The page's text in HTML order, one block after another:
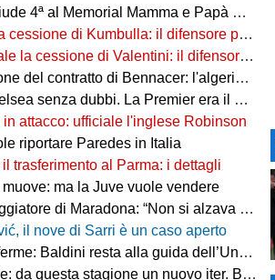
4ª al Memorial Mamma e Papà Cairo
di Kumbulla: il difensore passa al Rayo Vallecano
di Valentini: il difensore passa al Deportivo Alavés
di Bennacer: l'algerino saluta dopo sette anni
dubbi. La Premier era il mio sogno"
in attacco: ufficiale l'inglese Robinson
riportare Paredes in Italia
trasferimento al Parma: i dettagli
ma la Juve vuole vendere
“Non si alzava dal letto, ero preoccupato”
il nove di Sarri è un caso aperto
Baldini resta alla guida dell’Under 21
un nuovo iter. Beretta: “Un percorso più organico”